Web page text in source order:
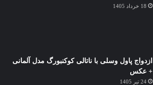
18 خرداد 1405
ازدواج پاول وسلی با ناتالی کوکنبورگ مدل آلمانی
+ عکس
24 تیر 1405